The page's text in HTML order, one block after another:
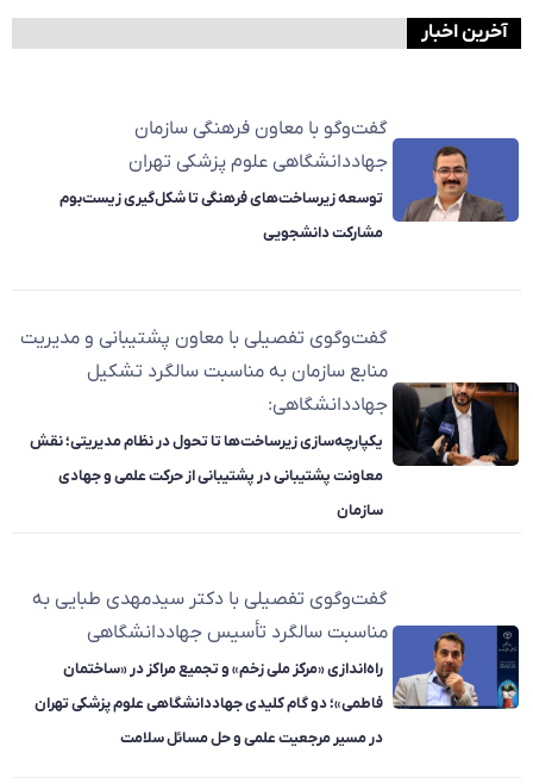
آخرین اخبار
گفت‌وگو با معاون فرهنگی سازمان
جهاددانشگاهی علوم پزشکی تهران
توسعه زیرساخت‌های فرهنگی تا شکل‌گیری زیست‌بوم
مشارکت دانشجویی
گفت‌وگوی تفصیلی با معاون پشتیبانی و مدیریت
منابع سازمان به مناسبت سالگرد تشکیل
جهاددانشگاهی:
یکپارچه‌سازی زیرساخت‌ها تا تحول در نظام مدیریتی؛ نقش
معاونت پشتیبانی در پشتیبانی از حرکت علمی و جهادی
سازمان
گفت‌وگوی تفصیلی با دکتر سیدمهدی طبایی به
مناسبت سالگرد تأسیس جهاددانشگاهی
راه‌اندازی «مرکز ملی زخم» و تجمیع مراکز در «ساختمان
فاطمی»؛ دو گام کلیدی جهاددانشگاهی علوم پزشکی تهران
در مسیر مرجعیت علمی و حل مسائل سلامت